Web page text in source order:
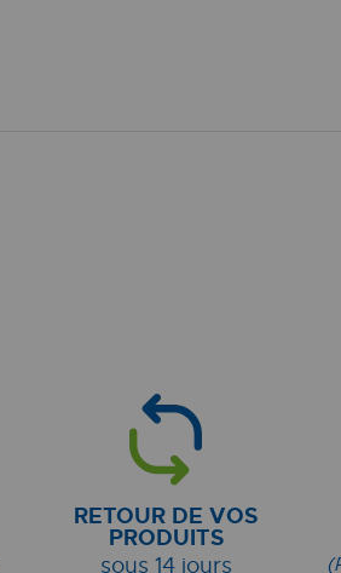
RETOUR DE VOS
PRODUITS
sous 14 jours